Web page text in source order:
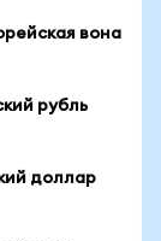
вона
рубль
доллар